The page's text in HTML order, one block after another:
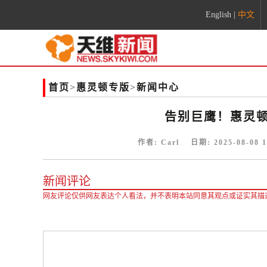
English 中文
首页>惠灵顿专版>新闻中心
告别巨鹰！惠灵
作者: Carl 日期: 2025-08-08
新闻评论
网友评论仅供网友表达个人看法，并不表明本站同意其观点或证实其描